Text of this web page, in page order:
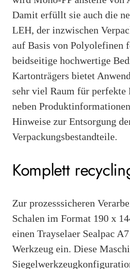
Damit erfüllt sie auch die
LEH, der inzwischen
auf Basis von Polyolefinen
beidseitige hochwertige
Kartonträgers bietet
sehr viel Raum für
neben
Hinweise zur Entsorgung
Verpackungsbestandteile.
Komplett
Zur prozesssicheren
Schalen im Format 190 x
einen Trayselaer Sealpac
Werkzeug ein. Diese